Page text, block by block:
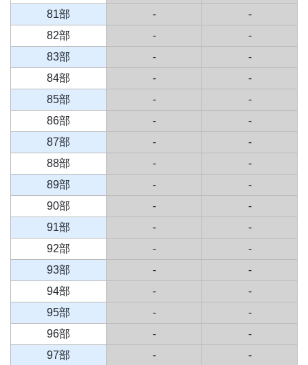
81部
-
-
82部
-
-
83部
-
-
84部
-
-
85部
-
-
86部
-
-
87部
-
-
88部
-
-
89部
-
-
90部
-
-
91部
-
-
92部
-
-
93部
-
-
94部
-
-
95部
-
-
96部
-
-
97部
-
-